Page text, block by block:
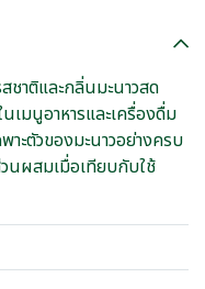
ชาติและกลิ่นมะนาวสด
เมนูอาหารและเครื่องดื่ม
าะตัวของมะนาวอย่างครบ
วนผสมเมื่อเทียบกับใช้